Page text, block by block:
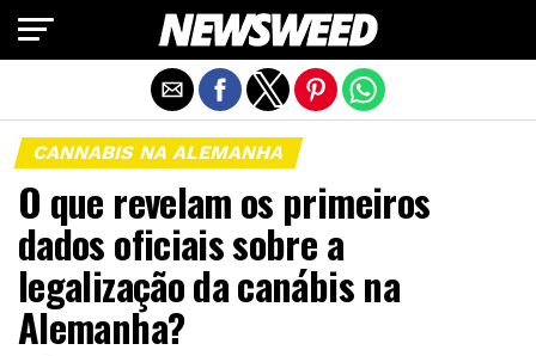
CANNABIS NA ALEMANHA
O que revelam os primeiros
dados oficiais sobre a
legalização da canábis na
Alemanha?
Exit mobile version